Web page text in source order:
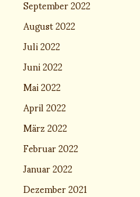
August 2022
Juli 2022
Juni 2022
Mai 2022
April 2022
März 2022
Februar 2022
Januar 2022
Dezember 2021